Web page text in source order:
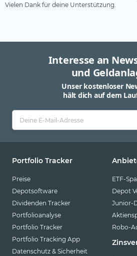
Vielen Dank für deine Unterstützung.
Interesse an
und
Unser kostenloser
hält dich auf dem
Portfolio Tracker
Preise
Depotsoftware
Dividenden Tracker
Portfolioanalyse
Portfolio Tracker
Portfolio Tracking App
Datenschutz & Sicherheit
ETF-
Depot
Junior-
Robo-